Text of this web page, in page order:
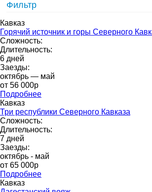
Фильтр
Кавказ
Горячий источник и горы Северного
Сложность:
Длительность:
6 дней
Заезды:
октябрь — май
от 56 000p
Подробнее
Кавказ
Три республики Северного Кавказа
Сложность:
Длительность:
7 дней
Заезды:
октябрь - май
от 65 000p
Подробнее
Кавказ